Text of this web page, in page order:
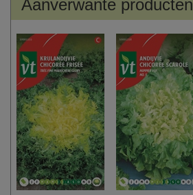
Aanverwante producten